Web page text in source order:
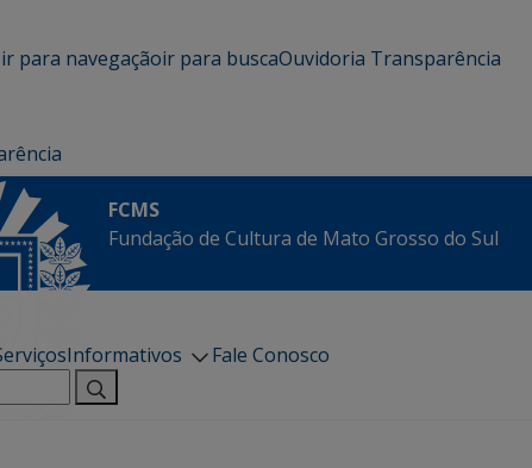
ir para navegaçãoir para buscaOuvidoria Transparência
FCMS
Fundação de Cultura de Mato Grosso do Sul
Informativos
Fale Conosco